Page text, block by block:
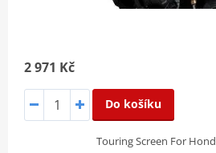
2 971 Kč
Do košíku
Touring Screen For